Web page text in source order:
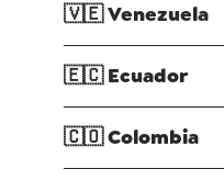
🇻🇪Venezuela
🇪🇨Ecuador
🇨🇴Colombia